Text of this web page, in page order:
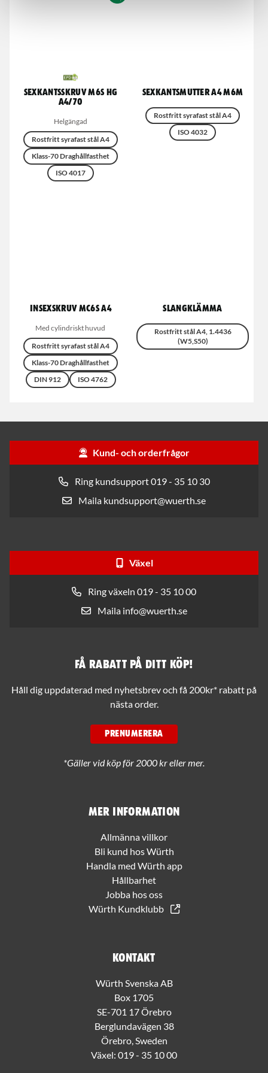
Sexkantsskruv M6S HG
A4/70
Helgängad
Rostfritt syrafast stål A4
Klass-70 Draghållfasthet
ISO 4017
Sexkantsmutter A4 M6M
Rostfritt syrafast stål A4
ISO 4032
Insexskruv MC6S A4
Med cylindriskt huvud
Rostfritt syrafast stål A4
Klass-70 Draghållfasthet
DIN 912
ISO 4762
Slangklämma
Rostfritt stål A4, 1.4436
(W5,S50)
Kund- och orderfrågor
Ring kundsupport 019 - 35 10 30
Maila kundsupport@wuerth.se
Växel
Ring växeln 019 - 35 10 00
Maila info@wuerth.se
Mer information
Allmänna villkor
Bli kund hos Würth
Handla med Würth app
Hållbarhet
Jobba hos oss
Würth Kundklubb
Kontakt
Würth Svenska AB
Box 1705
SE-701 17 Örebro
Berglundavägen 38
Örebro, Sweden
Växel: 019 - 35 10 00
Få rabatt på ditt köp!
Håll dig uppdaterad med nyhetsbrev och få 200kr* rabatt på
nästa order.
PRENUMERERA
*Gäller vid köp för 2000 kr eller mer.